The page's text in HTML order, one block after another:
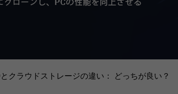
クラウドストレージの違い： どっちが良い？